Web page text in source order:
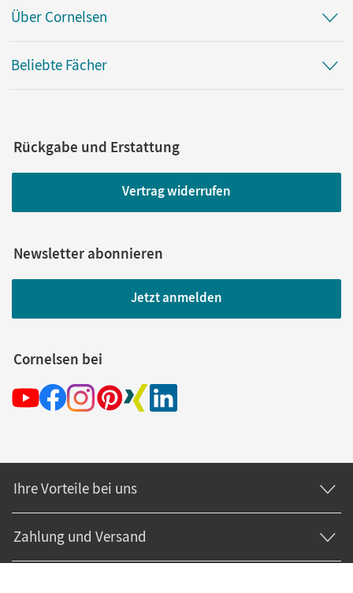
Über Cornelsen
Beliebte Fächer
Rückgabe und Erstattung
Vertrag widerrufen
Newsletter abonnieren
Jetzt anmelden
Cornelsen bei
Ihre Vorteile bei uns
Zahlung und Versand